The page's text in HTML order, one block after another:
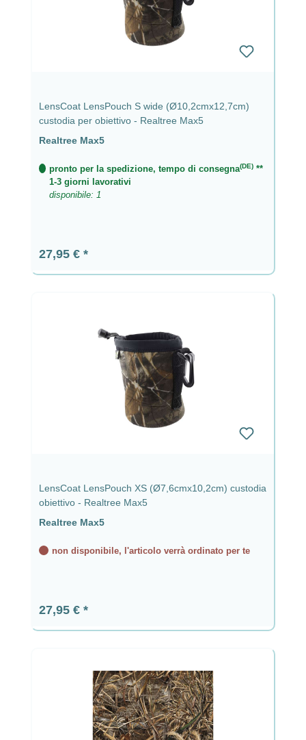
LensCoat LensPouch S wide (Ø10,2cmx12,7cm)
custodia per obiettivo - Realtree Max5
Realtree Max5
pronto per la spedizione, tempo di consegna(DE) **
1-3 giorni lavorativi
disponibile: 1
Prezzo normale:
27,95 €
LensCoat LensPouch XS (Ø7,6cmx10,2cm) custodia
obiettivo - Realtree Max5
Realtree Max5
non disponibile, l'articolo verrà ordinato per te
Prezzo normale:
27,95 €